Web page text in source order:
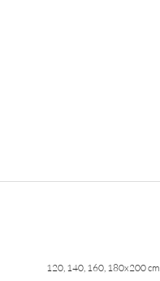
120, 140, 160, 180x200 cm